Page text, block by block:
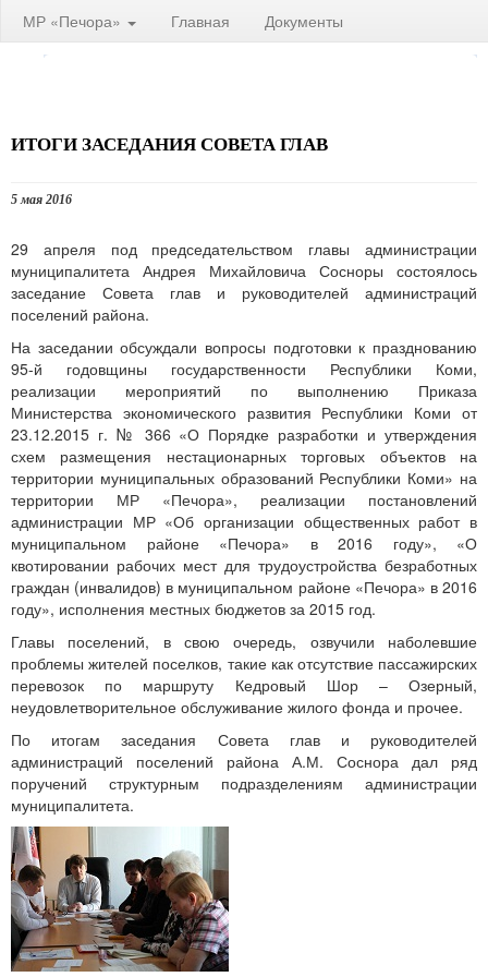
МР «Печора» Главная Документы
ИТОГИ ЗАСЕДАНИЯ СОВЕТА ГЛАВ
5 мая 2016
29 апреля под председательством главы администрации
муниципалитета Андрея Михайловича Сосноры состоялось
заседание Совета глав и руководителей администраций
поселений района.
На заседании обсуждали вопросы подготовки к празднованию
95-й годовщины государственности Республики Коми,
реализации мероприятий по выполнению Приказа
Министерства экономического развития Республики Коми от
23.12.2015 г. № 366 «О Порядке разработки и утверждения
схем размещения нестационарных торговых объектов на
территории муниципальных образований Республики Коми» на
территории МР «Печора», реализации постановлений
администрации МР «Об организации общественных работ в
муниципальном районе «Печора» в 2016 году», «О
квотировании рабочих мест для трудоустройства безработных
граждан (инвалидов) в муниципальном районе «Печора» в 2016
году», исполнения местных бюджетов за 2015 год.
Главы поселений, в свою очередь, озвучили наболевшие
проблемы жителей поселков, такие как отсутствие пассажирских
перевозок по маршруту Кедровый Шор – Озерный,
неудовлетворительное обслуживание жилого фонда и прочее.
По итогам заседания Совета глав и руководителей
администраций поселений района А.М. Соснора дал ряд
поручений структурным подразделениям администрации
муниципалитета.